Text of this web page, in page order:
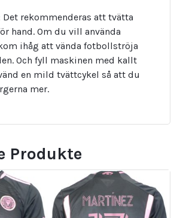
rekommenderas att tvätta
hand. Om du vill använda
ihåg att vända fotbollströja
Och fyll maskinen med kallt
en mild tvättcykel så att du
mer.
Produkte